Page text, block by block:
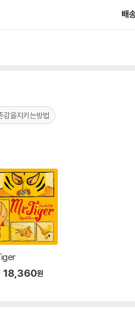
배
을지키는방법
18,360원